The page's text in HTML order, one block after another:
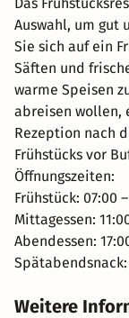
Auswahl, um gut
Sie sich auf ein
Säften und
warme Speisen
abreisen wollen,
Rezeption nach
Frühstücks vor
Öffnungszeiten:
Frühstück: 07:00
Mittagessen:
Abendessen:
Spätabendsnack:
Weitere